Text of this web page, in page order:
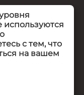
Советская ул.,
используются
с тем, что
на вашем